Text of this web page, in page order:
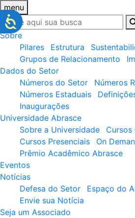
menu
Sobre
Pilares
Estrutura
Grupos de Relacionamento
Dados do Setor
Números do Setor
Números
Números Estaduais
Inaugurações
Universidade Abrasce
Sobre a Universidade
Cursos
Cursos Presenciais
On
Prêmio Acadêmico Abrasce
Eventos
Notícias
Defesa do Setor
Espaço do
Envie sua Notícia
Seja um Associado